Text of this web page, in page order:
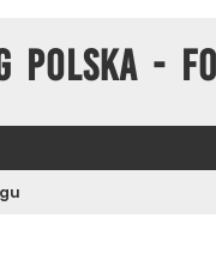
Polska -